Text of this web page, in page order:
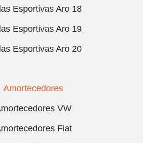
Esportivas Aro 18
Esportivas Aro 19
Esportivas Aro 20
Amortecedores
VW
Fiat